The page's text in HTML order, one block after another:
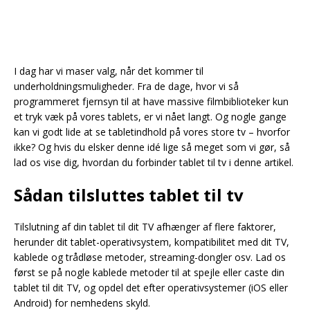
I dag har vi maser valg, når det kommer til
underholdningsmuligheder. Fra de dage, hvor vi så
programmeret fjernsyn til at have massive filmbiblioteker kun
et tryk væk på vores tablets, er vi nået langt. Og nogle gange
kan vi godt lide at se tabletindhold på vores store tv – hvorfor
ikke? Og hvis du elsker denne idé lige så meget som vi gør, så
lad os vise dig, hvordan du forbinder tablet til tv i denne artikel.
Sådan tilsluttes tablet til tv
Tilslutning af din tablet til dit TV afhænger af flere faktorer,
herunder dit tablet-operativsystem, kompatibilitet med dit TV,
kablede og trådløse metoder, streaming-dongler osv. Lad os
først se på nogle kablede metoder til at spejle eller caste din
tablet til dit TV, og opdel det efter operativsystemer (iOS eller
Android) for nemhedens skyld.